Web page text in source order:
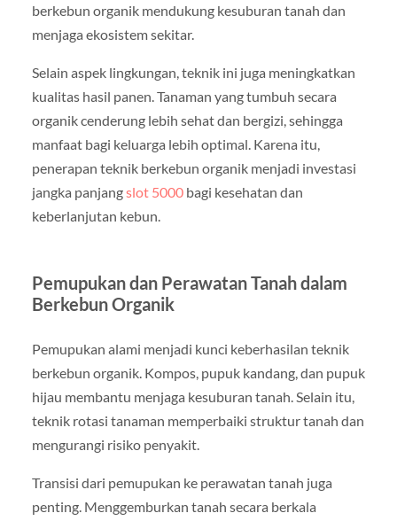
berkebun organik mendukung kesuburan tanah dan
menjaga ekosistem sekitar.
Selain aspek lingkungan, teknik ini juga meningkatkan
kualitas hasil panen. Tanaman yang tumbuh secara
organik cenderung lebih sehat dan bergizi, sehingga
manfaat bagi keluarga lebih optimal. Karena itu,
penerapan teknik berkebun organik menjadi investasi
jangka panjangslot 5000 bagi kesehatan dan
keberlanjutan kebun.
Pemupukan dan Perawatan Tanah dalam
Berkebun Organik
Pemupukan alami menjadi kunci keberhasilan teknik
berkebun organik. Kompos, pupuk kandang, dan pupuk
hijau membantu menjaga kesuburan tanah. Selain itu,
teknik rotasi tanaman memperbaiki struktur tanah dan
mengurangi risiko penyakit.
Transisi dari pemupukan ke perawatan tanah juga
penting. Menggemburkan tanah secara berkala